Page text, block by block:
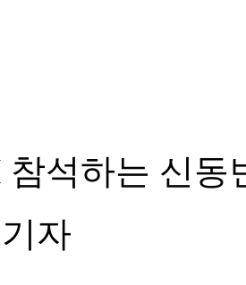
참석하는 신동
자